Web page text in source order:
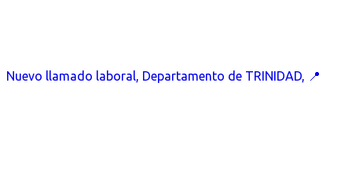
Nuevo llamado laboral, Departamento de TRINIDAD, 📍